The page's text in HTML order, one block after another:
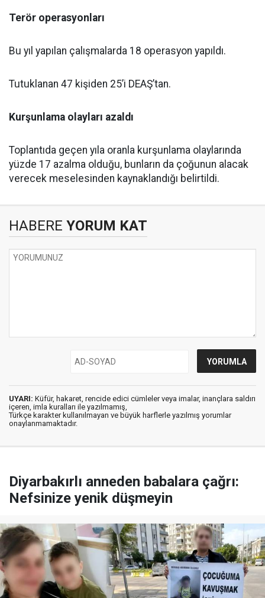
Terör operasyonları
Bu yıl yapılan çalışmalarda 18 operasyon yapıldı.
Tutuklanan 47 kişiden 25’i DEAŞ’tan.
Kurşunlama olayları azaldı
Toplantıda geçen yıla oranla kurşunlama olaylarında
yüzde 17 azalma olduğu, bunların da çoğunun alacak
verecek meselesinden kaynaklandığı belirtildi.
HABERE YORUM KAT
UYARI: Küfür, hakaret, rencide edici cümleler veya imalar, inançlara saldırı
içeren, imla kuralları ile yazılmamış,
Türkçe karakter kullanılmayan ve büyük harflerle yazılmış yorumlar
onaylanmamaktadır.
Diyarbakırlı anneden babalara çağrı:
Nefsinize yenik düşmeyin